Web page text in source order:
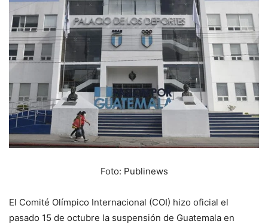
Foto: Publinews
El Comité Olímpico Internacional (COI) hizo oficial el
pasado 15 de octubre la suspensión de Guatemala en